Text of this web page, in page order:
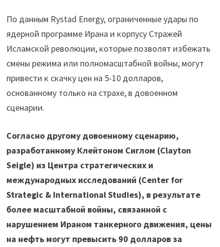
По данным Rystad Energy, ограниченные удары по
ядерной программе Ирана и корпусу Стражей
Исламской революции, которые позволят избежать
смены режима или полномасштабной войны, могут
привести к скачку цен на 5-10 долларов,
основанному только на страхе, в довоенном
сценарии.
Согласно другому довоенному сценарию,
разработанному Клейтоном Сиглом (Clayton
Seigle) из Центра стратегических и
международных исследований (Center for
Strategic & International Studies), в результате
более масштабной войны, связанной с
нарушением Ираном танкерного движения, цены
на нефть могут превысить 90 долларов за